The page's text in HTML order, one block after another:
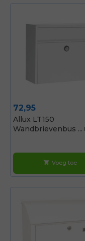
Prijs
72,95
Allux LT150
Wandbrievenbus ...
shopping_cart Voeg toe